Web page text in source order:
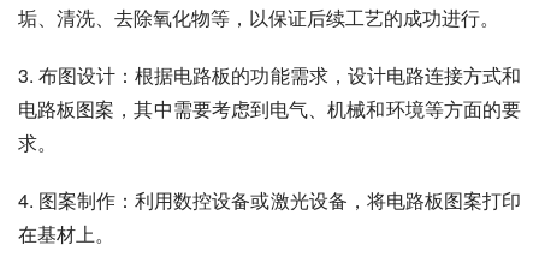
垢、清洗、去除氧化物等，以保证后续工艺的成功进行。
3. 布图设计：根据电路板的功能需求，设计电路连接方式和
电路板图案，其中需要考虑到电气、机械和环境等方面的要
求。
4. 图案制作：利用数控设备或激光设备，将电路板图案打印
在基材上。